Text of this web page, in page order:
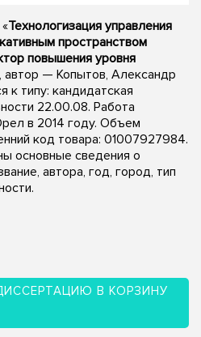
Технологизация управления
пространством
повышения уровня
автор — Копытов, Александр
к типу: кандидатская
22.00.08. Работа
в 2014 году. Объем
код товара: 01007927984.
основные сведения о
автора, год, город, тип
В КОРЗИНУ